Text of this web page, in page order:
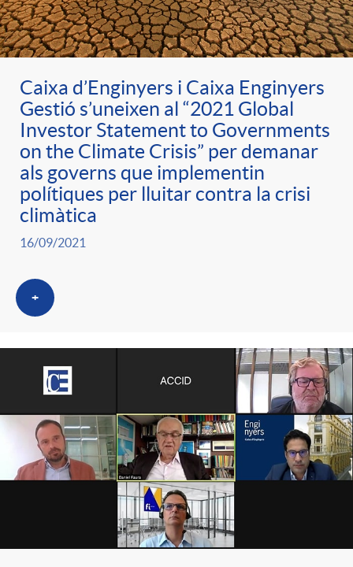
Caixa d’Enginyers i Caixa Enginyers
Gestió s’uneixen al “2021 Global
Investor Statement to Governments
on the Climate Crisis” per demanar
als governs que implementin
polítiques per lluitar contra la crisi
climàtica
16/09/2021
+